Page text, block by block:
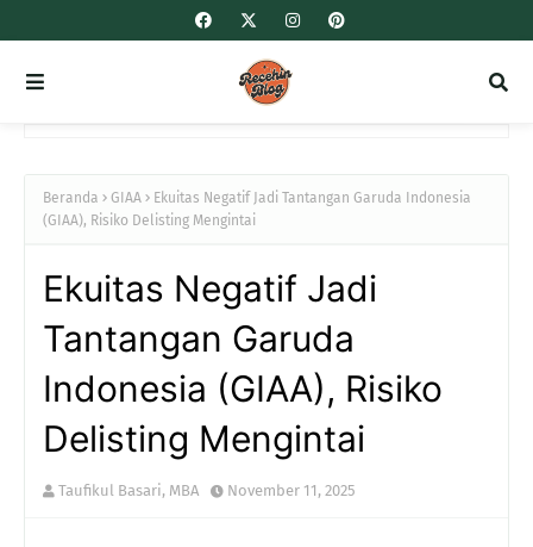
Beranda GIAA
Ekuitas Negatif Jadi Tantangan Garuda Indonesia
(GIAA), Risiko Delisting Mengintai
Ekuitas Negatif Jadi
Tantangan Garuda
Indonesia (GIAA), Risiko
Delisting Mengintai
Taufikul Basari, MBA November 11, 2025